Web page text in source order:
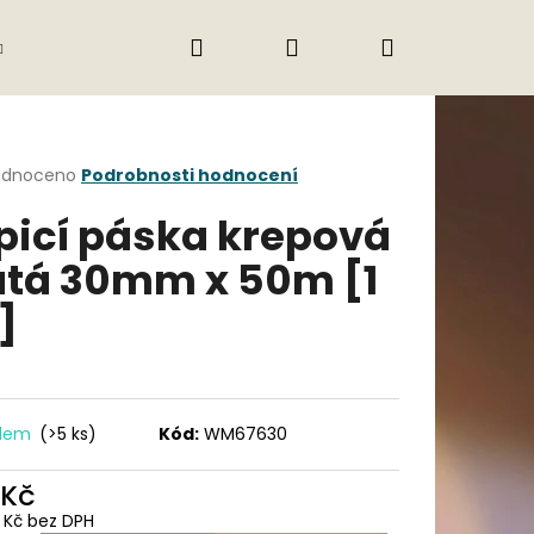
Obchodní podmínky
Přihlášení
Podrobnosti hodnocení
páska krepová
30mm x 50m [1
(>5 ks) Kód: WM67630
bez DPH
Následující